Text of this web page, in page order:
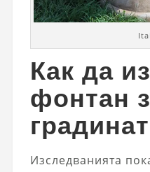
Как да
фонтан
Изследванията